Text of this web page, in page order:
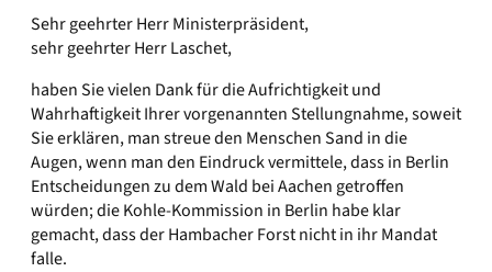
Sehr geehrter Herr Ministerpräsident,
sehr geehrter Herr Laschet,
haben Sie vielen Dank für die Aufrichtigkeit und
Wahrhaftigkeit Ihrer vorgenannten Stellungnahme, soweit
Sie erklären, man streue den Menschen Sand in die
Augen, wenn man den Eindruck vermittele, dass in Berlin
Entscheidungen zu dem Wald bei Aachen getroffen
würden; die Kohle-Kommission in Berlin habe klar
gemacht, dass der Hambacher Forst nicht in ihr Mandat
falle.